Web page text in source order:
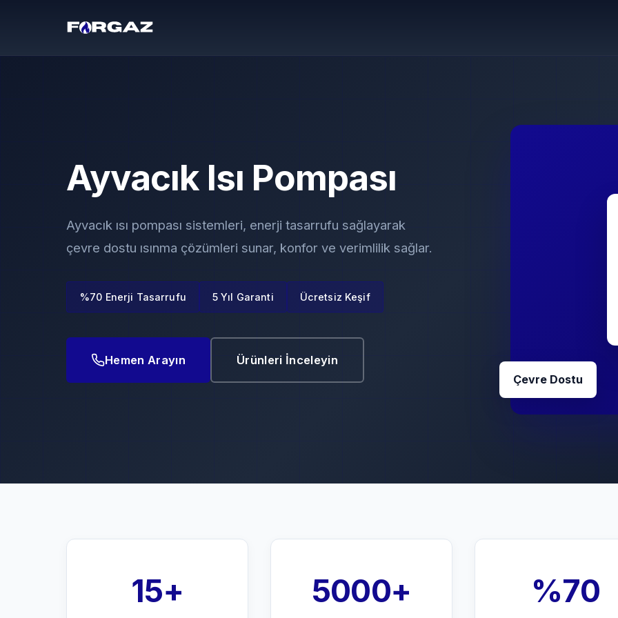
Ayvacık Isı Pompası
Ayvacık ısı pompası sistemleri, enerji tasarrufu sağlayarak
çevre dostu ısınma çözümleri sunar, konfor ve verimlilik sağlar.
%70 Enerji Tasarrufu 5 Yıl Garanti Ücretsiz Keşif
Hemen Arayın
Ürünleri İnceleyin
Çevre Dostu
15+ 5000+ %70